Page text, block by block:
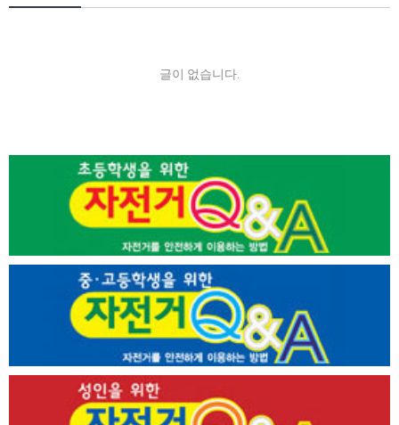
글이 없습니다.